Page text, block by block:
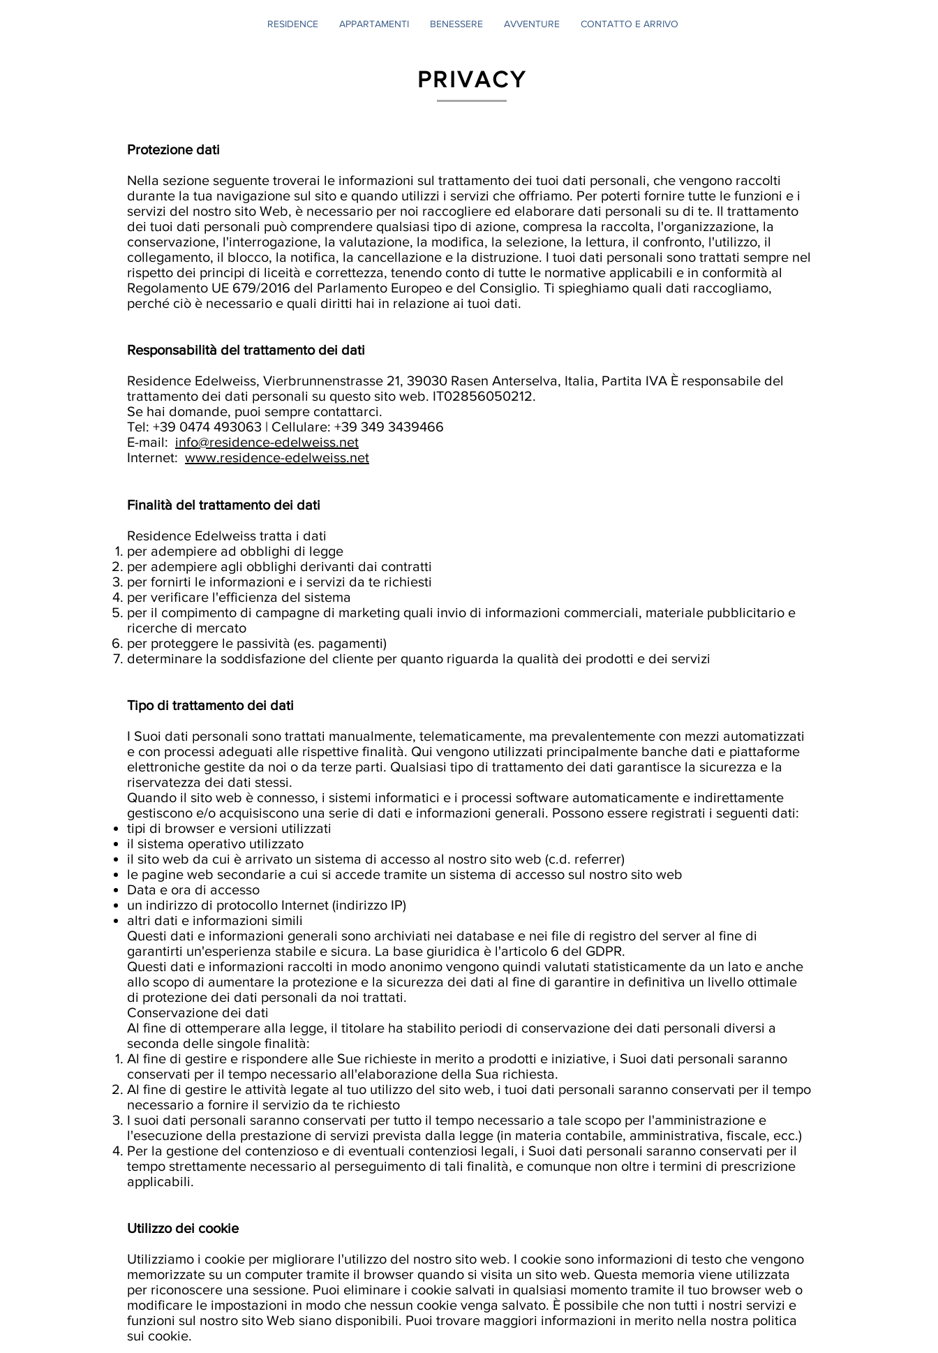
RESIDENCE APPARTAMENTI BENESSERE AVVENTURE CONTATTO E ARRIVO
PRIVACY
Protezione dati
Nella sezione seguente troverai le informazioni sul trattamento dei tuoi dati personali, che vengono raccolti
durante la tua navigazione sul sito e quando utilizzi i servizi che offriamo. Per poterti fornire tutte le funzioni e i
servizi del nostro sito Web, è necessario per noi raccogliere ed elaborare dati personali su di te. Il trattamento
dei tuoi dati personali può comprendere qualsiasi tipo di azione, compresa la raccolta, l'organizzazione, la
conservazione, l'interrogazione, la valutazione, la modifica, la selezione, la lettura, il confronto, l'utilizzo, il
collegamento, il blocco, la notifica, la cancellazione e la distruzione. I tuoi dati personali sono trattati sempre nel
rispetto dei principi di liceità e correttezza, tenendo conto di tutte le normative applicabili e in conformità al
Regolamento UE 679/2016 del Parlamento Europeo e del Consiglio. Ti spieghiamo quali dati raccogliamo,
perché ciò è necessario e quali diritti hai in relazione ai tuoi dati.
Responsabilità del trattamento dei dati
Residence Edelweiss, Vierbrunnenstrasse 21, 39030 Rasen Anterselva, Italia, Partita IVA È responsabile del
trattamento dei dati personali su questo sito web. IT02856050212.
Se hai domande, puoi sempre contattarci.
Tel: +39 0474 493063 | Cellulare: +39 349 3439466
E-mail: info@residence-edelweiss.net
Internet: www.residence-edelweiss.net
Finalità del trattamento dei dati
Residence Edelweiss tratta i dati
per adempiere ad obblighi di legge
per adempiere agli obblighi derivanti dai contratti
per fornirti le informazioni e i servizi da te richiesti
per verificare l'efficienza del sistema
per il compimento di campagne di marketing quali invio di informazioni commerciali, materiale pubblicitario e
ricerche di mercato
per proteggere le passività (es. pagamenti)
determinare la soddisfazione del cliente per quanto riguarda la qualità dei prodotti e dei servizi
Tipo di trattamento dei dati
I Suoi dati personali sono trattati manualmente, telematicamente, ma prevalentemente con mezzi automatizzati
e con processi adeguati alle rispettive finalità. Qui vengono utilizzati principalmente banche dati e piattaforme
elettroniche gestite da noi o da terze parti. Qualsiasi tipo di trattamento dei dati garantisce la sicurezza e la
riservatezza dei dati stessi.
Quando il sito web è connesso, i sistemi informatici e i processi software automaticamente e indirettamente
gestiscono e/o acquisiscono una serie di dati e informazioni generali. Possono essere registrati i seguenti dati:
tipi di browser e versioni utilizzati
il sistema operativo utilizzato
il sito web da cui è arrivato un sistema di accesso al nostro sito web (c.d. referrer)
le pagine web secondarie a cui si accede tramite un sistema di accesso sul nostro sito web
Data e ora di accesso
un indirizzo di protocollo Internet (indirizzo IP)
altri dati e informazioni simili
Questi dati e informazioni generali sono archiviati nei database e nei file di registro del server al fine di
garantirti un'esperienza stabile e sicura. La base giuridica è l'articolo 6 del GDPR.
Questi dati e informazioni raccolti in modo anonimo vengono quindi valutati statisticamente da un lato e anche
allo scopo di aumentare la protezione e la sicurezza dei dati al fine di garantire in definitiva un livello ottimale
di protezione dei dati personali da noi trattati.
Conservazione dei dati
Al fine di ottemperare alla legge, il titolare ha stabilito periodi di conservazione dei dati personali diversi a
seconda delle singole finalità:
Al fine di gestire e rispondere alle Sue richieste in merito a prodotti e iniziative, i Suoi dati personali saranno
conservati per il tempo necessario all'elaborazione della Sua richiesta.
Al fine di gestire le attività legate al tuo utilizzo del sito web, i tuoi dati personali saranno conservati per il tempo
necessario a fornire il servizio da te richiesto
I suoi dati personali saranno conservati per tutto il tempo necessario a tale scopo per l'amministrazione e
l'esecuzione della prestazione di servizi prevista dalla legge (in materia contabile, amministrativa, fiscale, ecc.)
Per la gestione del contenzioso e di eventuali contenziosi legali, i Suoi dati personali saranno conservati per il
tempo strettamente necessario al perseguimento di tali finalità, e comunque non oltre i termini di prescrizione
applicabili.
Utilizzo dei cookie
Utilizziamo i cookie per migliorare l'utilizzo del nostro sito web. I cookie sono informazioni di testo che vengono
memorizzate su un computer tramite il browser quando si visita un sito web. Questa memoria viene utilizzata
per riconoscere una sessione. Puoi eliminare i cookie salvati in qualsiasi momento tramite il tuo browser web o
modificare le impostazioni in modo che nessun cookie venga salvato. È possibile che non tutti i nostri servizi e
funzioni sul nostro sito Web siano disponibili. Puoi trovare maggiori informazioni in merito nella nostra politica
sui cookie.